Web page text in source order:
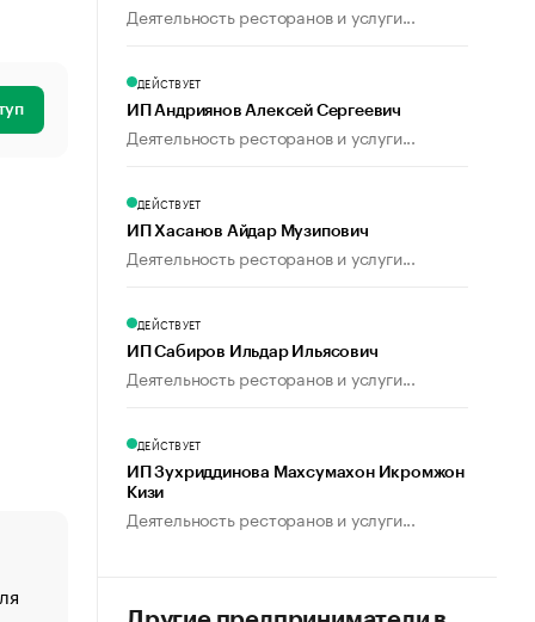
Деятельность ресторанов и услуги...
ДЕЙСТВУЕТ
ИП Андриянов Алексей Сергеевич
Деятельность ресторанов и услуги...
ДЕЙСТВУЕТ
ИП Хасанов Айдар Музипович
Деятельность ресторанов и услуги...
ДЕЙСТВУЕТ
ИП Сабиров Ильдар Ильясович
Деятельность ресторанов и услуги...
ДЕЙСТВУЕТ
ИП Зухриддинова Махсумахон Икромжон
Кизи
Деятельность ресторанов и услуги...